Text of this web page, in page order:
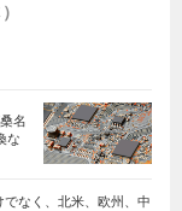
名
な
でなく、北米、欧州、中